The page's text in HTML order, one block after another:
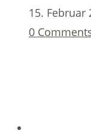
15. Februar
0